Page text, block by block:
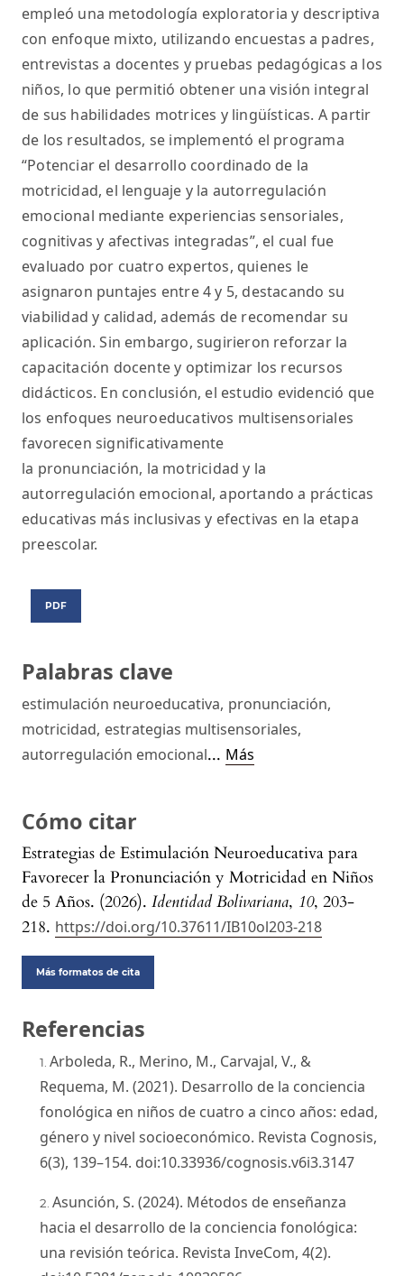
Palabras clave
estimulación neuroeducativa, pronunciación,
motricidad, estrategias multisensoriales,
autorregulación emocional... Más
Cómo citar
Estrategias de Estimulación Neuroeducativa para
Favorecer la Pronunciación y Motricidad en Niños
de 5 Años. (2026). Identidad Bolivariana, 10, 203-
218. https://doi.org/10.37611/IB10ol203-218
Más formatos de cita
empleó una metodología exploratoria y descriptiva
con enfoque mixto, utilizando encuestas a padres,
entrevistas a docentes y pruebas pedagógicas a los
niños, lo que permitió obtener una visión integral
de sus habilidades motrices y lingüísticas. A partir
de los resultados, se implementó el programa
“Potenciar el desarrollo coordinado de la
motricidad, el lenguaje y la autorregulación
emocional mediante experiencias sensoriales,
cognitivas y afectivas integradas”, el cual fue
evaluado por cuatro expertos, quienes le
asignaron puntajes entre 4 y 5, destacando su
viabilidad y calidad, además de recomendar su
aplicación. Sin embargo, sugirieron reforzar la
capacitación docente y optimizar los recursos
didácticos. En conclusión, el estudio evidenció que
los enfoques neuroeducativos multisensoriales
favorecen significativamente
la pronunciación, la motricidad y la
autorregulación emocional, aportando a prácticas
educativas más inclusivas y efectivas en la etapa
preescolar.
PDF
Referencias
Arboleda, R., Merino, M., Carvajal, V., &
Requema, M. (2021). Desarrollo de la conciencia
fonológica en niños de cuatro a cinco años: edad,
género y nivel socioeconómico. Revista Cognosis,
6(3), 139–154. doi:10.33936/cognosis.v6i3.3147
Asunción, S. (2024). Métodos de enseñanza
hacia el desarrollo de la conciencia fonológica:
una revisión teórica. Revista InveCom, 4(2).